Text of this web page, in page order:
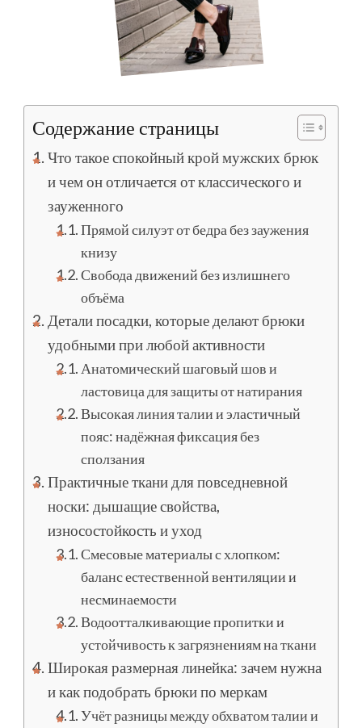
Содержание страницы
Что такое спокойный крой мужских брюк
и чем он отличается от классического и
зауженного
Прямой силуэт от бедра без заужения
книзу
Свобода движений без излишнего
объёма
Детали посадки, которые делают брюки
удобными при любой активности
Анатомический шаговый шов и
ластовица для защиты от натирания
Высокая линия талии и эластичный
пояс: надёжная фиксация без
сползания
Практичные ткани для повседневной
носки: дышащие свойства,
износостойкость и уход
Смесовые материалы с хлопком:
баланс естественной вентиляции и
несминаемости
Водоотталкивающие пропитки и
устойчивость к загрязнениям на ткани
Широкая размерная линейка: зачем нужна
и как подобрать брюки по меркам
Учёт разницы между обхватом талии и